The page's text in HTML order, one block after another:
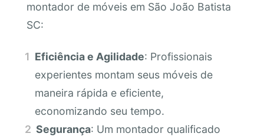
montador de móveis em São João Batista
SC:
Eficiência e Agilidade: Profissionais
experientes montam seus móveis de
maneira rápida e eficiente,
economizando seu tempo.
Segurança: Um montador qualificado